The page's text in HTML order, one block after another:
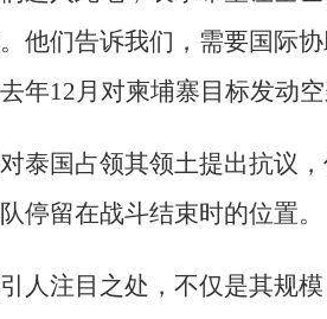
他们告诉我们，需要国际
年12月对柬埔寨目标发动空
泰国占领其领土提出抗议
停留在战斗结束时的位置。
人注目之处，不仅是其规